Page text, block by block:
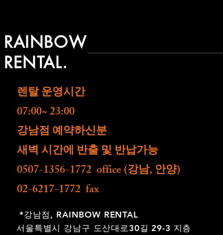
RAINBOW
RENTAL.
렌탈 운영시간
07:00~ 23:00
​강남점 예약하신분
새벽 시간에 반출 및 반납가능
0507-1356-1772 office (강남, 안양)
02-6217-1772 fax
*강남점, RAINBOW RENTAL
서울특별시 강남구 도산대로30길 29-3 지층